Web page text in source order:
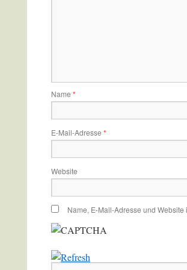
Name *
E-Mail-Adresse *
Website
Name, E-Mail-Adresse und